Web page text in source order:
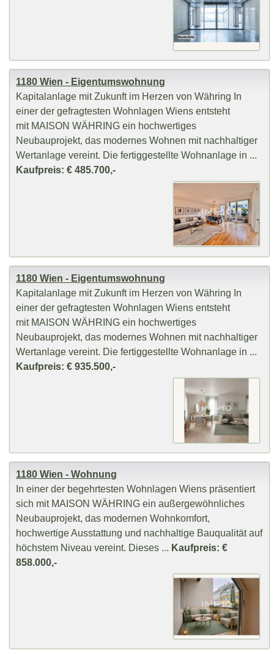
1180 Wien - Eigentumswohnung
Kapitalanlage mit Zukunft im Herzen von Währing In
einer der gefragtesten Wohnlagen Wiens entsteht
mit MAISON WÄHRING ein hochwertiges
Neubauprojekt, das modernes Wohnen mit nachhaltiger
Wertanlage vereint. Die fertiggestellte Wohnanlage in ...
Kaufpreis: € 485.700,-
1180 Wien - Eigentumswohnung
Kapitalanlage mit Zukunft im Herzen von Währing In
einer der gefragtesten Wohnlagen Wiens entsteht
mit MAISON WÄHRING ein hochwertiges
Neubauprojekt, das modernes Wohnen mit nachhaltiger
Wertanlage vereint. Die fertiggestellte Wohnanlage in ...
Kaufpreis: € 935.500,-
1180 Wien - Wohnung
In einer der begehrtesten Wohnlagen Wiens präsentiert
sich mit MAISON WÄHRING ein außergewöhnliches
Neubauprojekt, das modernen Wohnkomfort,
hochwertige Ausstattung und nachhaltige Bauqualität auf
höchstem Niveau vereint. Dieses ... Kaufpreis: €
858.000,-